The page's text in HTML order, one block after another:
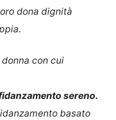
dona dignità
con cui
sereno.
basato